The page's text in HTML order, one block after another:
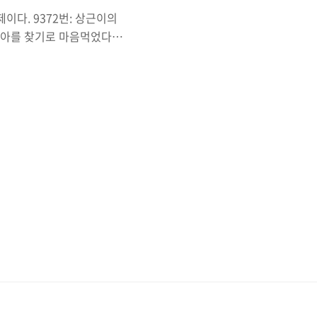
이다. 9372번: 상근이의
를 찾기로 마음먹었다.
대해서 공부할 수 있